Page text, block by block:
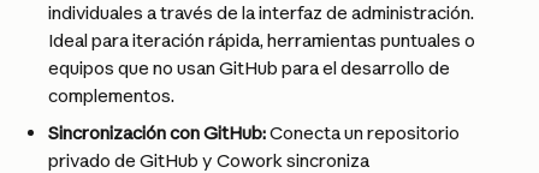
individuales a través de la interfaz de administración.
Ideal para iteración rápida, herramientas puntuales o
equipos que no usan GitHub para el desarrollo de
complementos.
Sincronización con GitHub: Conecta un repositorio
privado de GitHub y Cowork sincroniza